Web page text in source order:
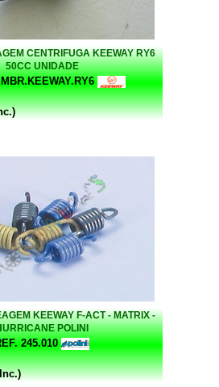
CENTRIFUGA KEEWAY RY6
50CC UNIDADE
KEEWAY F-ACT - MATRIX -
POLINI
245.010